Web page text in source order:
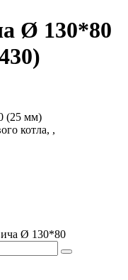
Ø 130*80
(25 мм)
котла, ,
Ø 130*80